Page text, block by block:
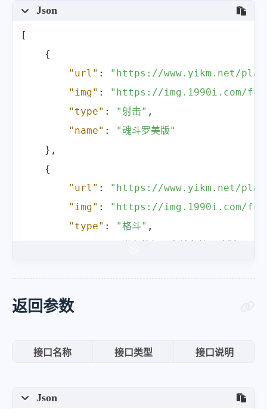
Json
[
{
"url" :
"https://www.yikm.net/
"img" :
"https://img.1990i.com/
"type" : "射击" ,
"name" :
"魂斗罗美版"
} ,
{
"url" :
"https://www.yikm.net/
"img" :
"https://img.1990i.com/
"type" : "格斗" ,
]
返回参数
接口名称 接口类型 接口说明
Json